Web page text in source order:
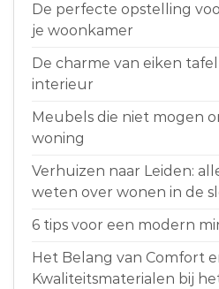
De perfecte opstelling
je woonkamer
De charme van eiken
interieur
Meubels die niet mogen
woning
Verhuizen naar Leiden:
weten over wonen in de
6 tips voor een modern
Het Belang van Comfort
Kwaliteitsmaterialen bij